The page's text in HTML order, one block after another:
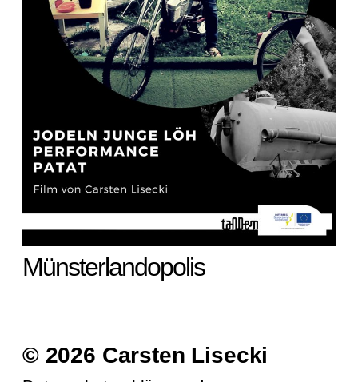
Münsterlandopolis
© 2026 Carsten Lisecki